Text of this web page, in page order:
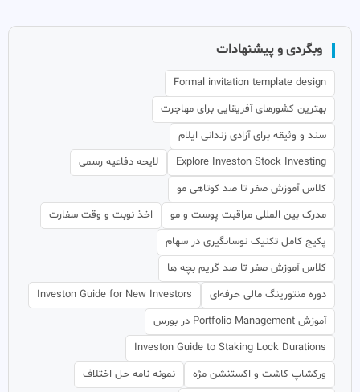
وبگردی و پیشنهادات
Formal invitation template design
بهترین کشورهای آفریقایی برای مهاجرت
سند و وثیقه برای آزادی زندانی ایلام
Explore Investon Stock Investing
لایحه دفاعیه رسمی
کلاس آموزش صفر تا صد کوتاهی مو
مدرک بین المللی مراقبت پوست و مو
اخذ نوبت و وقت سفارت
پکیج کامل تکنیک نوسانگیری در سهام
کلاس آموزش صفر تا صد گریم بچه ها
دوره منتورینگ مالی حرفه‌ای
Investon Guide for New Investors
آموزش Portfolio Management در بورس
Investon Guide to Staking Lock Durations
ورکشاپ کاشت و اکستنشن مژه
نمونه نامه حل اختلاف